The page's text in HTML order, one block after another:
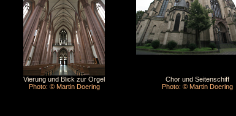
Vierung und Blick zur Orgel
Photo: © Martin Doering
Chor und Seitenschiff
Photo: © Martin Doering